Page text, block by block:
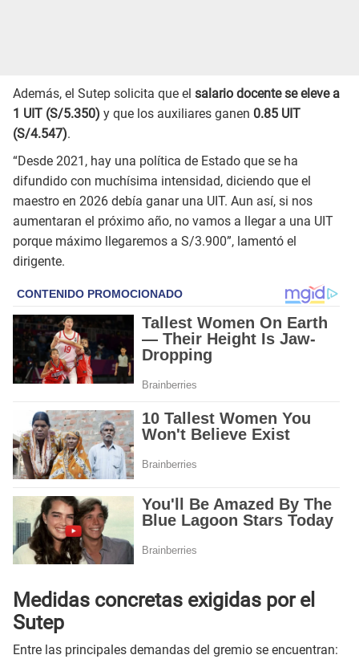
Además, el Sutep solicita que el salario docente se eleve a
1 UIT (S/5.350) y que los auxiliares ganen 0.85 UIT
(S/4.547).
“Desde 2021, hay una política de Estado que se ha
difundido con muchísima intensidad, diciendo que el
maestro en 2026 debía ganar una UIT. Aun así, si nos
aumentaran el próximo año, no vamos a llegar a una UIT
porque máximo llegaremos a S/3.900”, lamentó el
dirigente.
Medidas concretas exigidas por el
Sutep
Entre las principales demandas del gremio se encuentran: